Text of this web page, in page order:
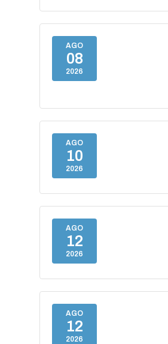
AGO
08
2026
AGO
10
2026
AGO
12
2026
AGO
12
2026